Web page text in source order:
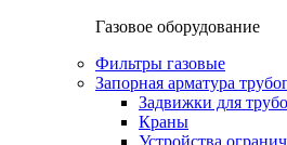
Газовое оборудование
Фильтры газовые
Запорная арматура
Задвижки для
Краны
Устройства